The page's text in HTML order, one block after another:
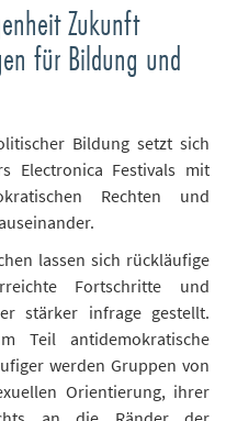
b
l
e
e
n
Zukunft
für Bildung und
Bildung setzt sich
Electronica Festivals mit
Rechten und
lassen sich rückläufige
Fortschritte und
stärker infrage gestellt.
Teil antidemokratische
werden Gruppen von
Orientierung, ihrer